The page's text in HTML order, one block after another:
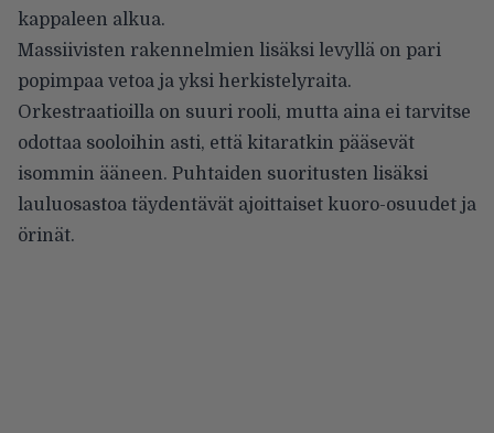
kappaleen alkua.
Massiivisten rakennelmien lisäksi levyllä on pari
popimpaa vetoa ja yksi herkistelyraita.
Orkestraatioilla on suuri rooli, mutta aina ei tarvitse
odottaa sooloihin asti, että kitaratkin pääsevät
isommin ääneen. Puhtaiden suoritusten lisäksi
lauluosastoa täydentävät ajoittaiset kuoro-osuudet ja
örinät.